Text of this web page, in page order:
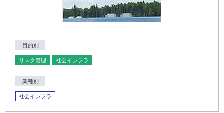
目的別
リスク管理 社会インフラ
業種別
社会インフラ